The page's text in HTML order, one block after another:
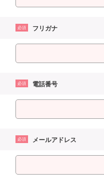
必須 フリガナ
必須 電話番号
必須 メールアドレス